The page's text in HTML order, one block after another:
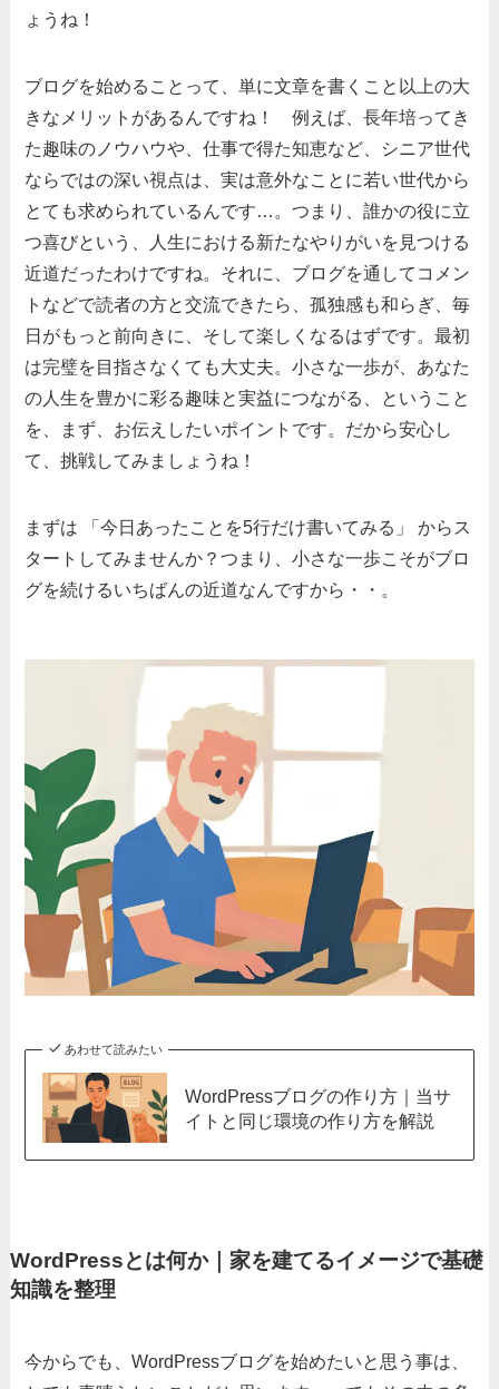
ょうね！
ブログを始めることって、単に文章を書くこと以上の大
きなメリットがあるんですね！ 例えば、長年培ってき
た趣味のノウハウや、仕事で得た知恵など、シニア世代
ならではの深い視点は、実は意外なことに若い世代から
とても求められているんです…。つまり、誰かの役に立
つ喜びという、人生における新たなやりがいを見つける
近道だったわけですね。それに、ブログを通してコメン
トなどで読者の方と交流できたら、孤独感も和らぎ、毎
日がもっと前向きに、そして楽しくなるはずです。最初
は完璧を目指さなくても大丈夫。小さな一歩が、あなた
の人生を豊かに彩る趣味と実益につながる、ということ
を、まず、お伝えしたいポイントです。だから安心し
て、挑戦してみましょうね！
まずは 「今日あったことを5行だけ書いてみる」 からス
タートしてみませんか？つまり、小さな一歩こそがブロ
グを続けるいちばんの近道なんですから・・。
あわせて読みたい
WordPressブログの作り方｜当サ
イトと同じ環境の作り方を解説
WordPressとは何か｜家を建てるイメージで基礎
知識を整理
今からでも、WordPressブログを始めたいと思う事は、